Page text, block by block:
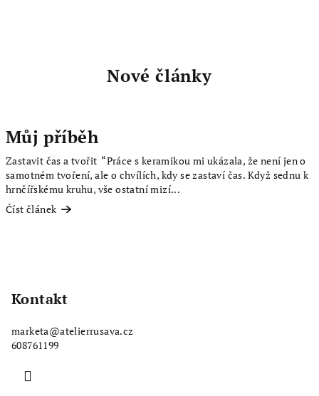
Nové články
Můj příběh
Zastavit čas a tvořit “Práce s keramikou mi ukázala, že není jen o
samotném tvoření, ale o chvílích, kdy se zastaví čas. Když sednu k
hrnčířskému kruhu, vše ostatní mizí...
Číst článek
Kontakt
marketa@atelierrusava.cz
608761199